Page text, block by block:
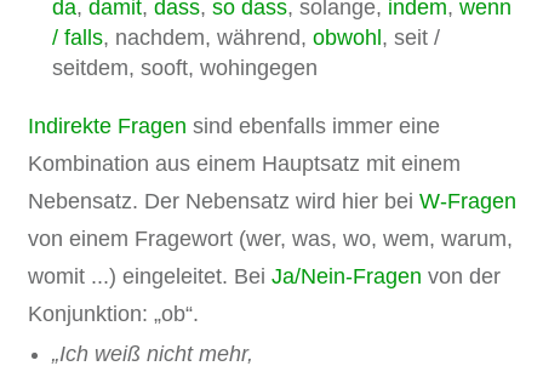
da, damit, dass, so dass, solange, indem, wenn
/ falls, nachdem, während, obwohl , seit /
seitdem, sooft, wohingegen
Indirekte Fragen sind ebenfalls immer eine
Kombination aus einem Hauptsatz mit einem
Nebensatz. Der Nebensatz wird hier bei W-Fragen
von einem Fragewort (wer, was, wo, wem, warum,
womit ...) eingeleitet. Bei Ja/Nein-Fragen von der
Konjunktion: „ob“.
„Ich weiß nicht mehr,